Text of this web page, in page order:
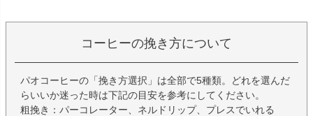
コーヒーの挽き方について
パオコーヒーの「挽き方選択」は全部で5種類。どれを選んだ
らいいか迷った時は下記の目安を参考にしてください。
粗挽き：パーコレーター、ネルドリップ、プレスでいれる